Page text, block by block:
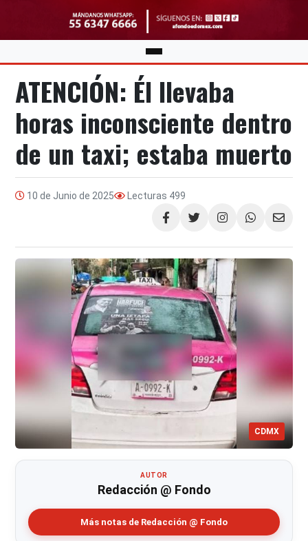
ATENCIÓN: Él llevaba
horas inconsciente dentro
de un taxi; estaba muerto
10 de Junio de 2025 Lecturas 499
Compartir
CDMX
AUTOR
Redacción @ Fondo
Más notas de Redacción @ Fondo